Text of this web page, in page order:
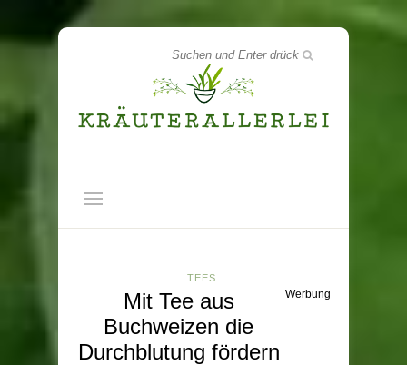
TEES
Mit Tee aus
Buchweizen die
Durchblutung fördern
Werbung